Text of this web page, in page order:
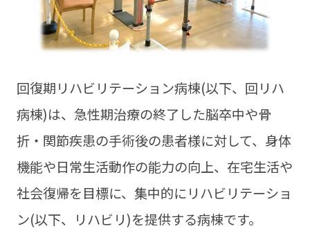
回復期リハビリテーション病棟(以下、回リハ
病棟)は、急性期治療の終了した脳卒中や骨
折・関節疾患の手術後の患者様に対して、身体
機能や日常生活動作の能力の向上、在宅生活や
社会復帰を目標に、集中的にリハビリテーショ
ン(以下、リハビリ)を提供する病棟です。